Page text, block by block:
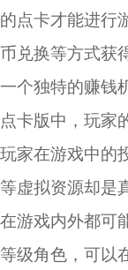
点卡才能进行
兑换等方式获
个独特的赚钱
卡版中，玩家
家在游戏中的
虚拟资源却是
游戏内外都可
级角色，可以